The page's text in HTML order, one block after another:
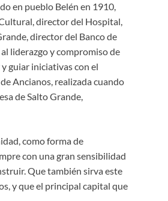
en pueblo Belén en 1910,
director del Hospital,
director del Banco de
liderazgo y compromiso de
guiar iniciativas con el
Ancianos, realizada cuando
de Salto Grande,
como forma de
con una gran sensibilidad
Que también sirva este
y que el principal capital que